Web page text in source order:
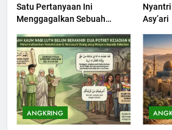
Satu Pertanyaan Ini
Menggagalkan Sebuah
Asy’ari
ANGKRING
202
Bisa Diterima
KHUTBAH
203
Khutbah
Muharram